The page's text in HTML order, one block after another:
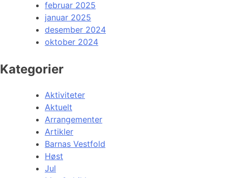
februar 2025
januar 2025
desember 2024
oktober 2024
Kategorier
Aktiviteter
Aktuelt
Arrangementer
Artikler
Barnas Vestfold
Høst
Jul